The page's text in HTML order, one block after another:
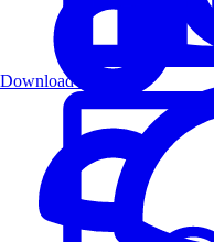
Download PDF